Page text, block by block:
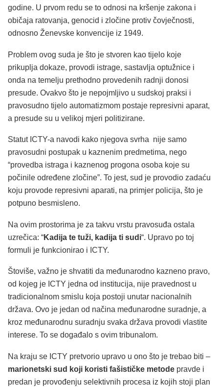
godine. U prvom redu se to odnosi na kršenje zakona i
običaja ratovanja, genocid i zločine protiv čovječnosti,
odnosno Ženevske konvencije iz 1949.
Problem ovog suda je što je stvoren kao tijelo koje
prikuplja dokaze, provodi istrage, sastavlja optužnice i
onda na temelju prethodno provedenih radnji donosi
presude. Ovakvo što je nepojmljivo u sudskoj praksi i
pravosudno tijelo automatizmom postaje represivni aparat,
a presude su u velikoj mjeri politizirane.
Statut ICTY-a navodi kako njegova svrha nije samo
pravosudni postupak u kaznenim predmetima, nego
“provedba istraga i kaznenog progona osoba koje su
počinile određene zločine”. To jest, sud je provodio zadaću
koju provode represivni aparati, na primjer policija, što je
potpuno besmisleno.
Na ovim prostorima je za takvu vrstu pravosuđa ostala
uzrečica: “Kadija te tuži, kadija ti sudi“. Upravo po toj
formuli je funkcionirao i ICTY.
Štoviše, važno je shvatiti da međunarodno kazneno pravo,
od kojeg je ICTY jedna od institucija, nije pravednost u
tradicionalnom smislu koja postoji unutar nacionalnih
država. Ovo je jedan od načina međunarodne suradnje, a
kroz međunarodnu suradnju svaka država provodi vlastite
interese. To se događalo s ovim tribunalom.
Na kraju se ICTY pretvorio upravo u ono što je trebao biti –
marionetski sud koji koristi fašističke metode pravde i
predan je provođenju selektivnih procesa iz kojih stoji plan